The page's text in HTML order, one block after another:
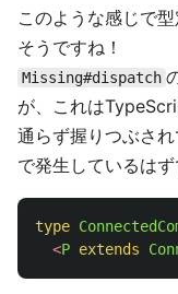
このような感じで
そうですね！
Missing#dispatch
が、これは
通らず握りつぶさ
で発生しているはず
type
<P extends